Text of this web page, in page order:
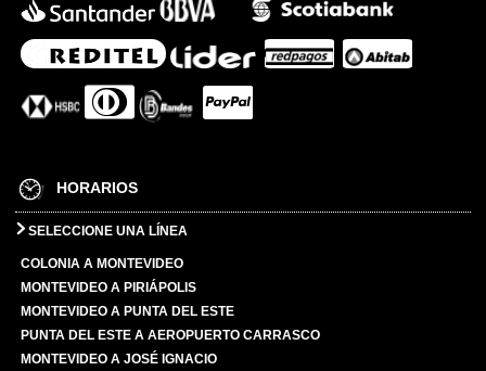
HORARIOS
SELECCIONE UNA LÍNEA
COLONIA A MONTEVIDEO
MONTEVIDEO A PIRIÁPOLIS
MONTEVIDEO A PUNTA DEL ESTE
PUNTA DEL ESTE A AEROPUERTO CARRASCO
MONTEVIDEO A JOSÉ IGNACIO